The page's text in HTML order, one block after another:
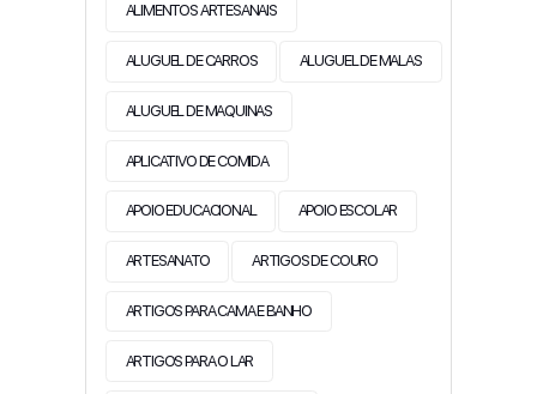
ALIMENTOS ARTESANAIS
ALUGUEL DE CARROS ALUGUEL DE MALAS
ALUGUEL DE MAQUINAS
APLICATIVO DE COMIDA
APOIO EDUCACIONAL APOIO ESCOLAR
ARTESANATO ARTIGOS DE COURO
ARTIGOS PARA CAMA E BANHO
ARTIGOS PARA O LAR